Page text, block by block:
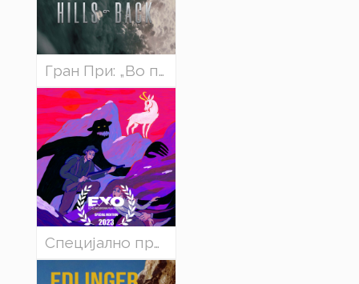
Гран При: „Во планините и назад“, Мајк Квингли, Канада
Специјално признание во категоријата Краток филм: „Легендата за Златорог“